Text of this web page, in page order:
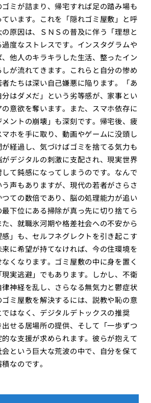
ミが詰まり、帰宅すれば足の踏み場も
います。これを「隠れゴミ屋敷」と呼
原因は、ＳＮＳの普及に伴う「理想と
度なストレスです。インスタグラムや
他人のキラキラした生活、整ったイン
が流れてきます。これらと自分の惨め
たちは深い自己嫌悪に陥ります。「あ
はダメだ」という劣等感が、家事とい
意欲を奪います。また、スマホ依存に
ントの崩壊」も深刻です。帰宅後、疲
ホを手に取り、動画やゲームに没頭し
経過し、気づけばゴミを捨てる気力も
デジタルの刺激に支配され、現実世界
て鈍感になってしまうのです。なんで
声もありますが、現代の若者がさらさ
ての数倍であり、脳の処理能力が追い
下位にある掃除が真っ先に切り捨てら
、就職氷河期や格差社会への不安から
」も、セルフネグレクトを引き起こす
に希望が持てなければ、今の住環境を
くなります。ゴミ屋敷の中に身を置く
実逃避」でもあります。しかし、不衛
神経を乱し、さらなる無気力と鬱症状
ミ屋敷を解決するには、説教や恥の意
はなく、デジタルデトックスの推奨
せる居場所の提供、そして「一歩ずつ
な支援が求められます。彼らが抱えて
という巨大な荒波の中で、自分を保て
なのです。